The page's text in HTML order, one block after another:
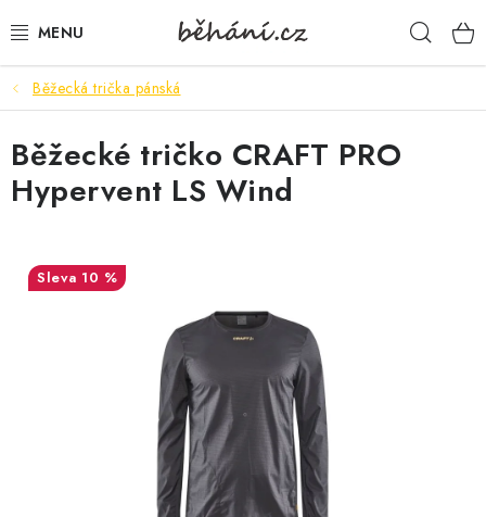
na
BOTY PÁNSKÉ
BOTY DÁMSKÉ
PÁNSKÉ OBLEČENÍ
DÁMSKÉ OBLEČENÍ
DÁRKOVÉ POUKAZY
VELIKOSTNÍ TABULKY
Běžecká trička pánská
Běžecké tričko CRAFT PRO
Hypervent LS Wind
10 %